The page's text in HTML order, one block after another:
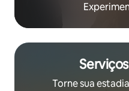
Torne sua